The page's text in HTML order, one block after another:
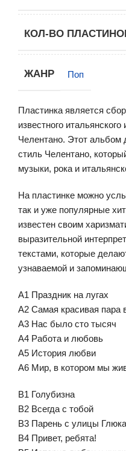
КОЛ-ВО
ЖАНР Поп
Пластинка является
известного
Челентано. Этот альбом
стиль Челентано,
музыки, рока и
На пластинке можно
так и уже популярные
известен своим
выразительной
текстами, которые
узнаваемой и
A1 Праздник на лугах
A2 Самая красивая пара
A3 Нас было сто тысяч
A4 Работа и любовь
A5 История любви
A6 Мир, в котором мы
B1 Голубизна
B2 Всегда с тобой
B3 Парень с улицы Глюка
B4 Привет, ребята!